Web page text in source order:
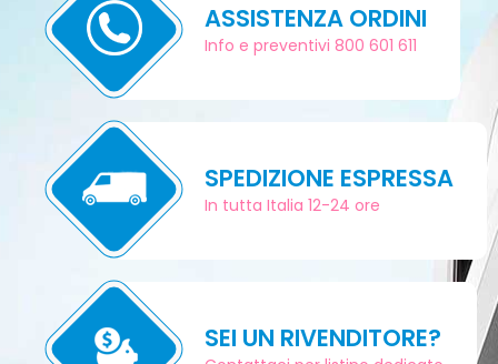
ASSISTENZA ORDINI
Info e preventivi 800 601 611
SPEDIZIONE ESPRESSA
In tutta Italia 12-24 ore
SEI UN RIVENDITORE?